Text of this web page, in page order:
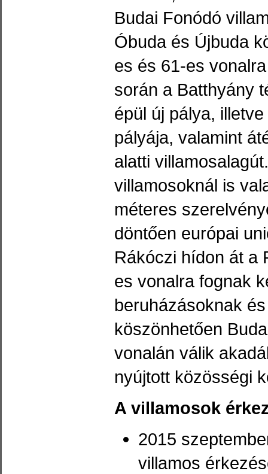
Budai Fonódó
Óbuda és Újbuda
es és 61-es
során a Batthyány
épül új pálya,
pályája, valamint
alatti
villamosoknál is
méteres
döntően európai
Rákóczi hídon át a
es vonalra fognak
beruházásoknak
köszönhetően
vonalán válik
nyújtott közösségi
A villamosok
2015
villamos